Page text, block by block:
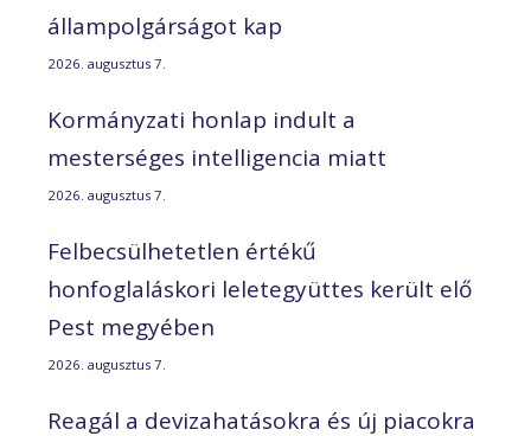
állampolgárságot kap
2026. augusztus 7.
Kormányzati honlap indult a
mesterséges intelligencia miatt
2026. augusztus 7.
Felbecsülhetetlen értékű
honfoglaláskori leletegyüttes került elő
Pest megyében
2026. augusztus 7.
Reagál a devizahatásokra és új piacokra